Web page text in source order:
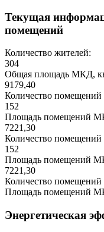
Текущая
помещений
Количество жителей:
304
Общая площадь МКД,
9179,40
Количество
152
Площадь помещений
7221,30
Количество
152
Площадь помещений
7221,30
Количество
Площадь помещений
Энергетическая